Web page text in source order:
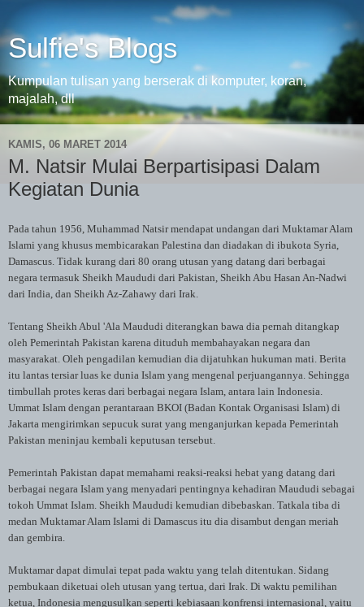
Sulfie's Blogs
Kumpulan tulisan yang berserak di komputer, koran,
majalah, dll
KAMIS, 06 MARET 2014
M. Natsir Mulai Berpartisipasi Dalam
Kegiatan Dunia
Pada tahun 1956, Muhammad Natsir mendapat undangan dari Muktamar Alam
Islami yang khusus membicarakan Palestina dan diadakan di ibukota Syria,
Damascus. Tidak kurang dari 80 orang utusan yang datang dari berbagai
negara termasuk Sheikh Maududi dari Pakistan, Sheikh Abu Hasan An-Nadwi
dari India, dan Sheikh Az-Zahawy dari Irak.
Tentang Sheikh Abul 'Ala Maududi diterangkan bawa dia pernah ditangkap
oleh Pemerintah Pakistan karena dituduh membahayakan negara dan
masyarakat. Oleh pengadilan kemudian dia dijatuhkan hukuman mati. Berita
itu lantas tersiar luas ke dunia Islam yang mengenal perjuangannya. Sehingga
timbullah protes keras dari berbagai negara Islam, antara lain Indonesia.
Ummat Islam dengan perantaraan BKOI (Badan Kontak Organisasi Islam) di
Jakarta mengirimkan sepucuk surat yang menganjurkan kepada Pemerintah
Pakistan meninjau kembali keputusan tersebut.
Pemerintah Pakistan dapat memahami reaksi-reaksi hebat yang datang dari
berbagai negara Islam yang menyadari pentingnya kehadiran Maududi sebagai
tokoh Ummat Islam. Sheikh Maududi kemudian dibebaskan. Tatkala tiba di
medan Muktamar Alam Islami di Damascus itu dia disambut dengan meriah
dan gembira.
Muktamar dapat dimulai tepat pada waktu yang telah ditentukan. Sidang
pembukaan diketuai oleh utusan yang tertua, dari Irak. Di waktu pemilihan
ketua, Indonesia mengusulkan seperti kebiasaan konfrensi internasional, yaitu